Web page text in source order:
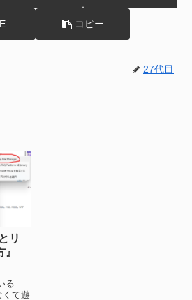
コピー
27代目
リ
る
くて遊